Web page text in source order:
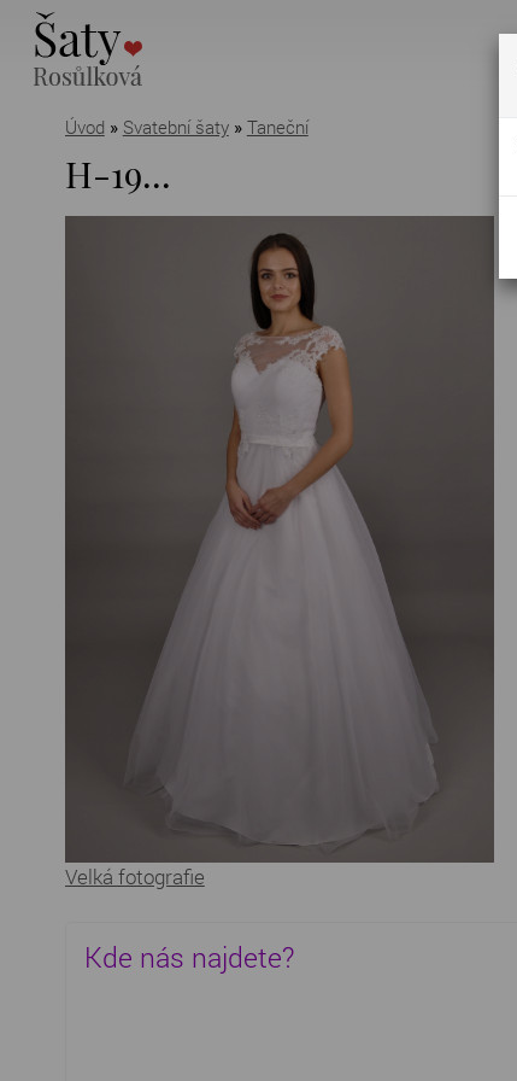
Úvod » Svatební šaty» Taneční
H-19...
Velká fotografie
Kde nás najdete?